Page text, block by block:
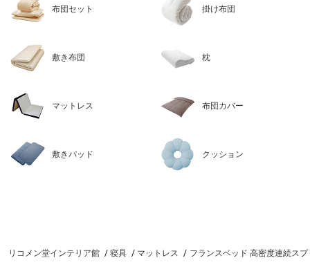
布団セット 掛け布団
敷き布団 枕
マットレス 布団カバー
敷きパッド クッション
リコメン堂インテリア館 寝具 マットレス フランスベッド 高密度連続ス